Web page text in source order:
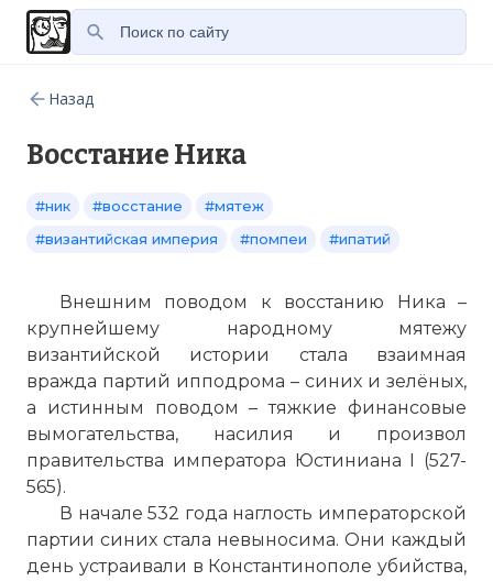
Назад
Восстание Ника
#ник #восстание
#мятеж
#византийская империя
#помпеи #ипатий
Внешним поводом к восстанию Ника –
крупнейшему народному мятежу
византийской истории стала взаимная
вражда партий ипподрома – синих и зелёных,
а истинным поводом – тяжкие финансовые
вымогательства, насилия и произвол
правительства императора Юстиниана I (527-
565).
В начале 532 года наглость императорской
партии синих стала невыносима. Они каждый
день устраивали в Константинополе убийства,